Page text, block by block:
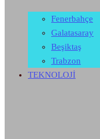
Fenerbahçe
Galatasaray
Beşiktaş
Trabzon
TEKNOLOJİ